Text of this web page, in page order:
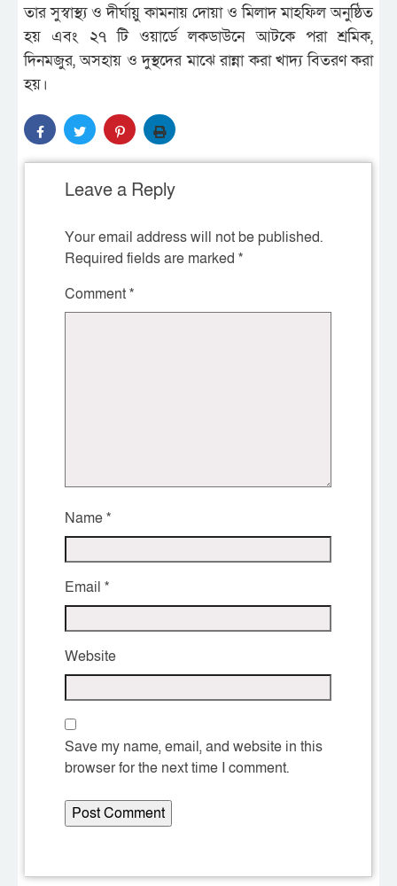
তার সুস্বাস্থ্য ও দীর্ঘায়ু কামনায় দোয়া ও মিলাদ মাহফিল অনুষ্ঠিত
হয় এবং ২৭ টি ওয়ার্ডে লকডাউনে আটকে পরা শ্রমিক,
দিনমজুর, অসহায় ও দুস্থদের মাঝে রান্না করা খাদ্য বিতরণ করা
হয়।
Leave a Reply
Your email address will not be published.
Required fields are marked *
Comment*
Name*
Email *
Website
Save my name, email, and website in this
browser for the next time I comment.